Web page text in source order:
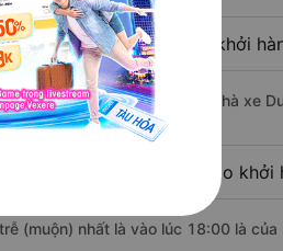
Ninh Ninh Bình nào khởi
nhất vào lúc 3:00 là của nhà xe
Phả - Quảng Ninh nào khởi
(muộn) nhất là vào lúc 18:00 là của